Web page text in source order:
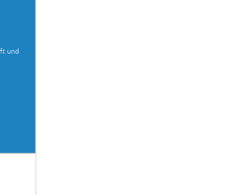
und